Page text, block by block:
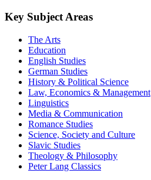
Key Subject Areas
The Arts
Education
English Studies
German Studies
History & Political Science
Law, Economics & Management
Linguistics
Media & Communication
Romance Studies
Science, Society and Culture
Slavic Studies
Theology & Philosophy
Peter Lang Classics